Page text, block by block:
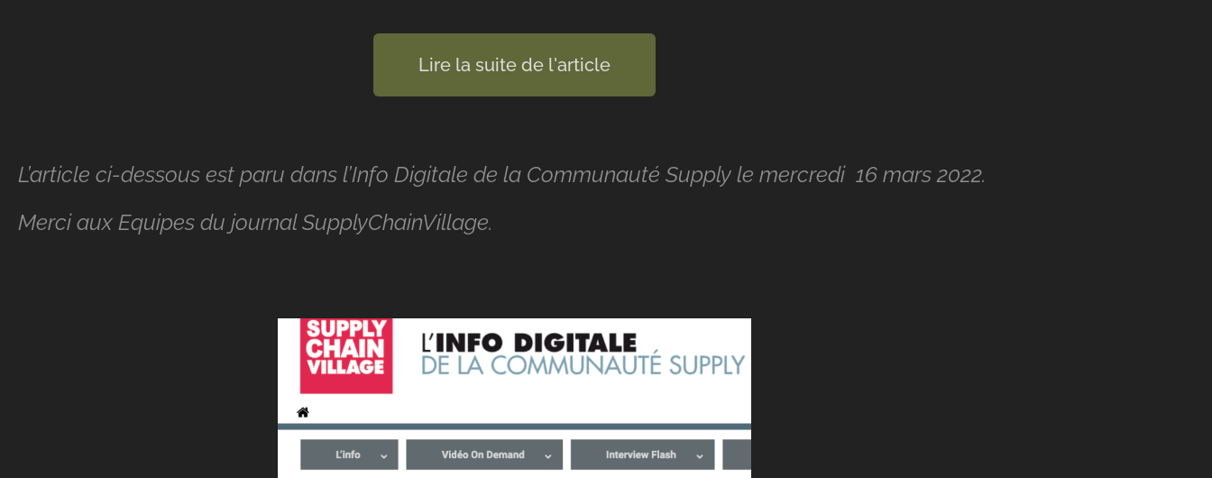
Lire la suite de l'article
L’article ci-dessous est paru dans l’Info Digitale de la Communauté Supply le mercredi 16 mars 2022.
Merci aux Equipes du journal SupplyChainVillage.